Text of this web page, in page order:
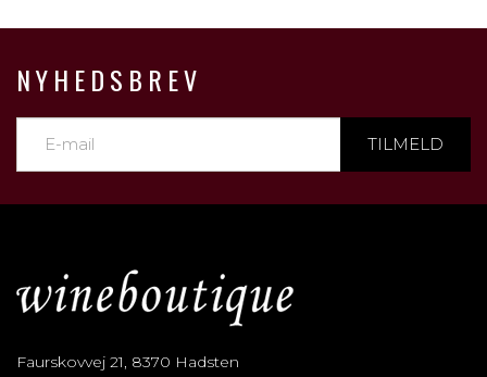
NYHEDSBREV
TILMELD
Faurskovvej 21, 8370 Hadsten